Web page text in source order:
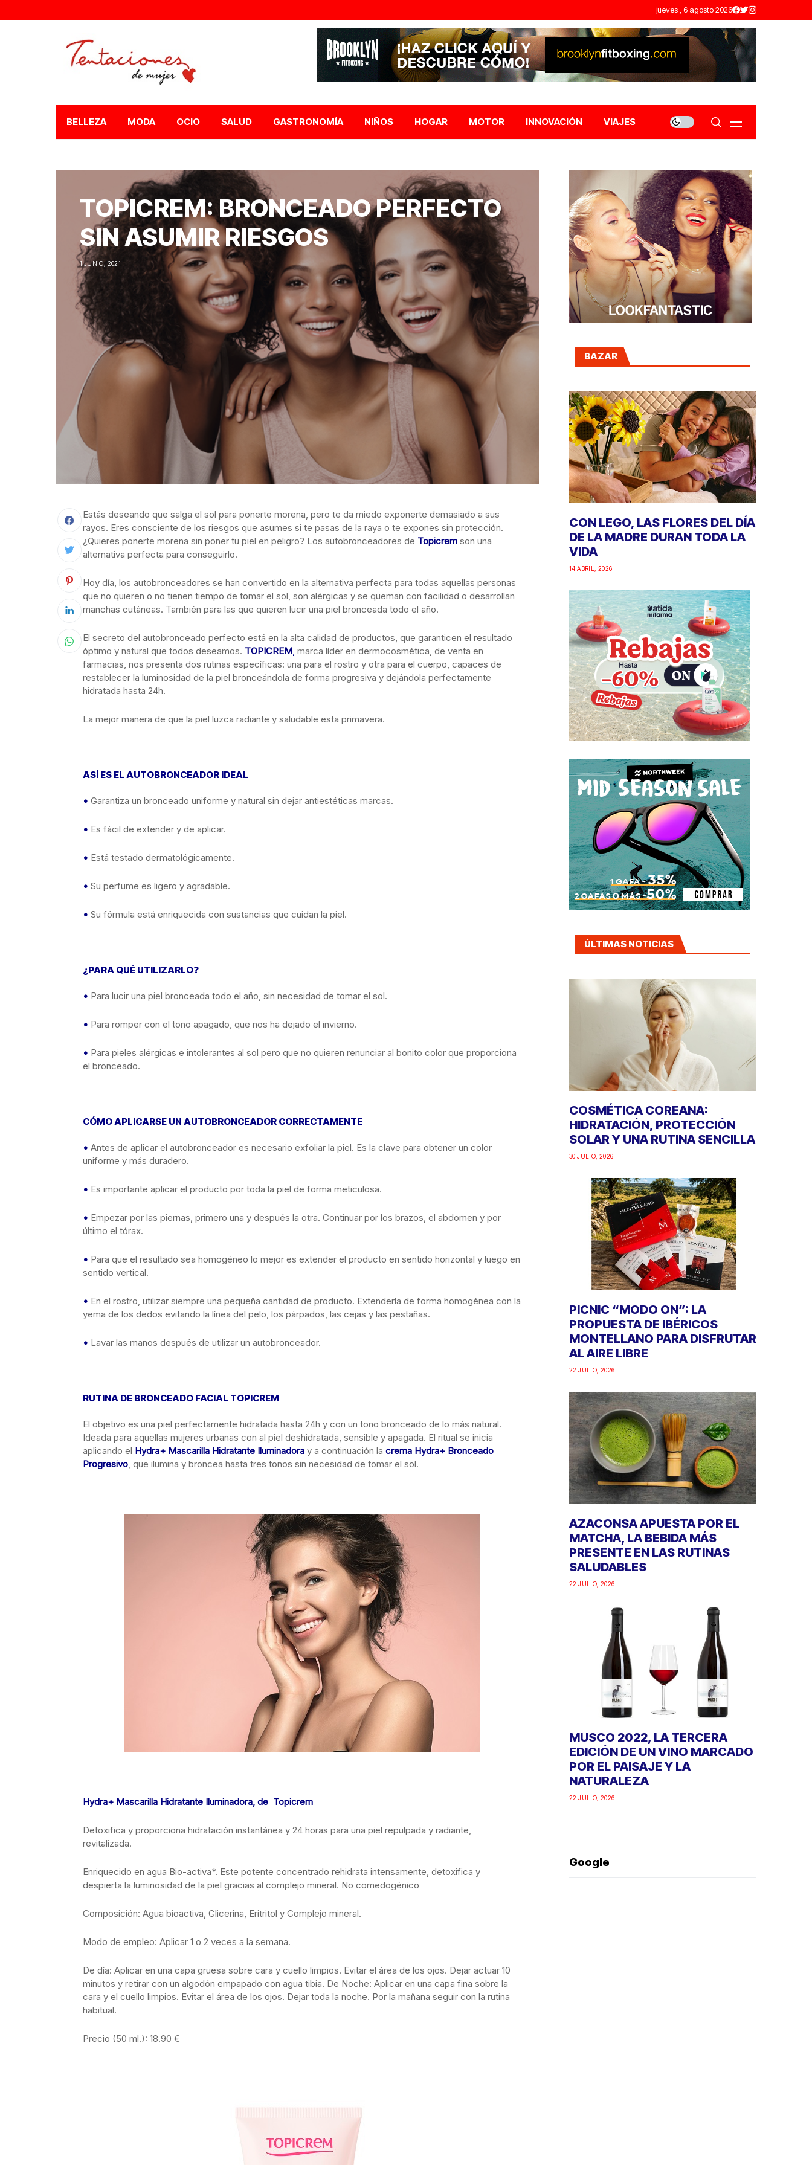
jueves , 6 agosto 2026
BELLEZA MODA OCIO SALUD GASTRONOMÍA NIÑOS HOGAR MOTOR INNOVACIÓN VIAJES
TOPICREM: BRONCEADO PERFECTO
SIN ASUMIR RIESGOS
1 JUNIO, 2021
Estás deseando que salga el sol para ponerte morena, pero te da miedo exponerte demasiado a sus
rayos. Eres consciente de los riesgos que asumes si te pasas de la raya o te expones sin protección.
¿Quieres ponerte morena sin poner tu piel en peligro? Los autobronceadores de Topicrem son una
alternativa perfecta para conseguirlo.
Hoy día, los autobronceadores se han convertido en la alternativa perfecta para todas aquellas personas
que no quieren o no tienen tiempo de tomar el sol, son alérgicas y se queman con facilidad o desarrollan
manchas cutáneas. También para las que quieren lucir una piel bronceada todo el año.
El secreto del autobronceado perfecto está en la alta calidad de productos, que garanticen el resultado
óptimo y natural que todos deseamos. TOPICREM, marca líder en dermocosmética, de venta en
farmacias, nos presenta dos rutinas específicas: una para el rostro y otra para el cuerpo, capaces de
restablecer la luminosidad de la piel bronceándola de forma progresiva y dejándola perfectamente
hidratada hasta 24h.
La mejor manera de que la piel luzca radiante y saludable esta primavera.
ASÍ ES EL AUTOBRONCEADOR IDEAL
• Garantiza un bronceado uniforme y natural sin dejar antiestéticas marcas.
• Es fácil de extender y de aplicar.
• Está testado dermatológicamente.
• Su perfume es ligero y agradable.
• Su fórmula está enriquecida con sustancias que cuidan la piel.
¿PARA QUÉ UTILIZARLO?
• Para lucir una piel bronceada todo el año, sin necesidad de tomar el sol.
• Para romper con el tono apagado, que nos ha dejado el invierno.
• Para pieles alérgicas e intolerantes al sol pero que no quieren renunciar al bonito color que proporciona
el bronceado.
CÓMO APLICARSE UN AUTOBRONCEADOR CORRECTAMENTE
• Antes de aplicar el autobronceador es necesario exfoliar la piel. Es la clave para obtener un color
uniforme y más duradero.
• Es importante aplicar el producto por toda la piel de forma meticulosa.
• Empezar por las piernas, primero una y después la otra. Continuar por los brazos, el abdomen y por
último el tórax.
• Para que el resultado sea homogéneo lo mejor es extender el producto en sentido horizontal y luego en
sentido vertical.
• En el rostro, utilizar siempre una pequeña cantidad de producto. Extenderla de forma homogénea con la
yema de los dedos evitando la línea del pelo, los párpados, las cejas y las pestañas.
• Lavar las manos después de utilizar un autobronceador.
RUTINA DE BRONCEADO FACIAL TOPICREM
El objetivo es una piel perfectamente hidratada hasta 24h y con un tono bronceado de lo más natural.
Ideada para aquellas mujeres urbanas con al piel deshidratada, sensible y apagada. El ritual se inicia
aplicando el Hydra+ Mascarilla Hidratante Iluminadora y a continuación la crema Hydra+ Bronceado
Progresivo, que ilumina y broncea hasta tres tonos sin necesidad de tomar el sol.
Hydra+ Mascarilla Hidratante Iluminadora, de Topicrem
Detoxifica y proporciona hidratación instantánea y 24 horas para una piel repulpada y radiante,
revitalizada.
Enriquecido en agua Bio-activa*. Este potente concentrado rehidrata intensamente, detoxifica y
despierta la luminosidad de la piel gracias al complejo mineral. No comedogénico
Composición: Agua bioactiva, Glicerina, Eritritol y Complejo mineral.
Modo de empleo: Aplicar 1 o 2 veces a la semana.
De día: Aplicar en una capa gruesa sobre cara y cuello limpios. Evitar el área de los ojos. Dejar actuar 10
minutos y retirar con un algodón empapado con agua tibia. De Noche: Aplicar en una capa fina sobre la
cara y el cuello limpios. Evitar el área de los ojos. Dejar toda la noche. Por la mañana seguir con la rutina
habitual.
Precio (50 ml.): 18.90 €
BAZAR
CON LEGO, LAS FLORES DEL DÍA
DE LA MADRE DURAN TODA LA
VIDA
14 ABRIL, 2026
ÚLTIMAS NOTICIAS
COSMÉTICA COREANA:
HIDRATACIÓN, PROTECCIÓN
SOLAR Y UNA RUTINA SENCILLA
30 JULIO, 2026
PICNIC “MODO ON”: LA
PROPUESTA DE IBÉRICOS
MONTELLANO PARA DISFRUTAR
AL AIRE LIBRE
22 JULIO, 2026
AZACONSA APUESTA POR EL
MATCHA, LA BEBIDA MÁS
PRESENTE EN LAS RUTINAS
SALUDABLES
22 JULIO, 2026
MUSCO 2022, LA TERCERA
EDICIÓN DE UN VINO MARCADO
POR EL PAISAJE Y LA
NATURALEZA
22 JULIO, 2026
Google